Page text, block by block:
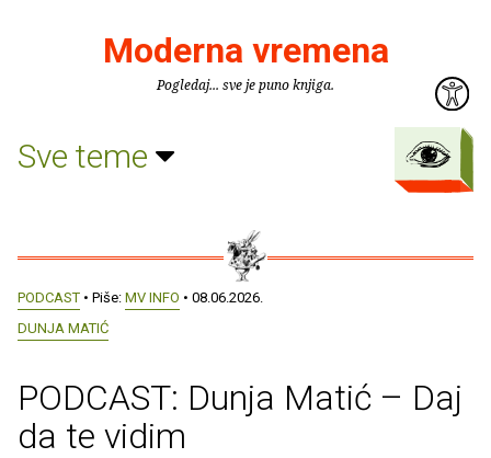
Moderna vremena
Pogledaj... sve je puno knjiga.
Sve teme
PODCAST • Piše: MV INFO • 08.06.2026.
DUNJA MATIĆ
PODCAST: Dunja Matić – Daj
da te vidim